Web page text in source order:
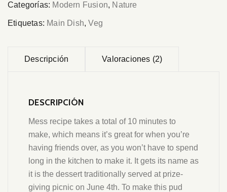
Categorías: Modern Fusion, Nature
Etiquetas: Main Dish,Veg
Descripción Valoraciones (2)
DESCRIPCIÓN
Mess recipe takes a total of 10 minutes to
make, which means it’s great for when you’re
having friends over, as you won’t have to spend
long in the kitchen to make it. It gets its name as
it is the dessert traditionally served at prize-
giving picnic on June 4th. To make this pud